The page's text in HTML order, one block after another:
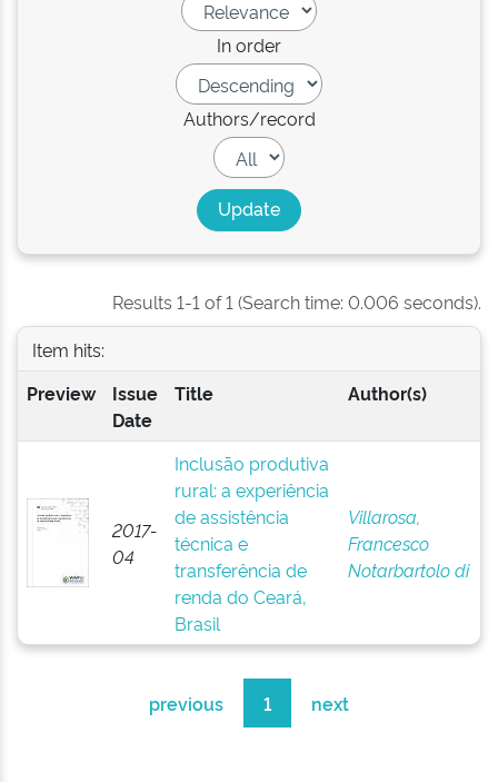
In order
Authors/record
Results 1-1 of 1 (Search time: 0.006 seconds).
Item hits:
Preview
Issue
Date
Title Author(s)
2017-
04
Inclusão produtiva
rural: a experiência
de assistência
técnica e
transferência de
renda do Ceará,
Brasil
Villarosa,
Francesco
Notarbartolo di
previous 1 next